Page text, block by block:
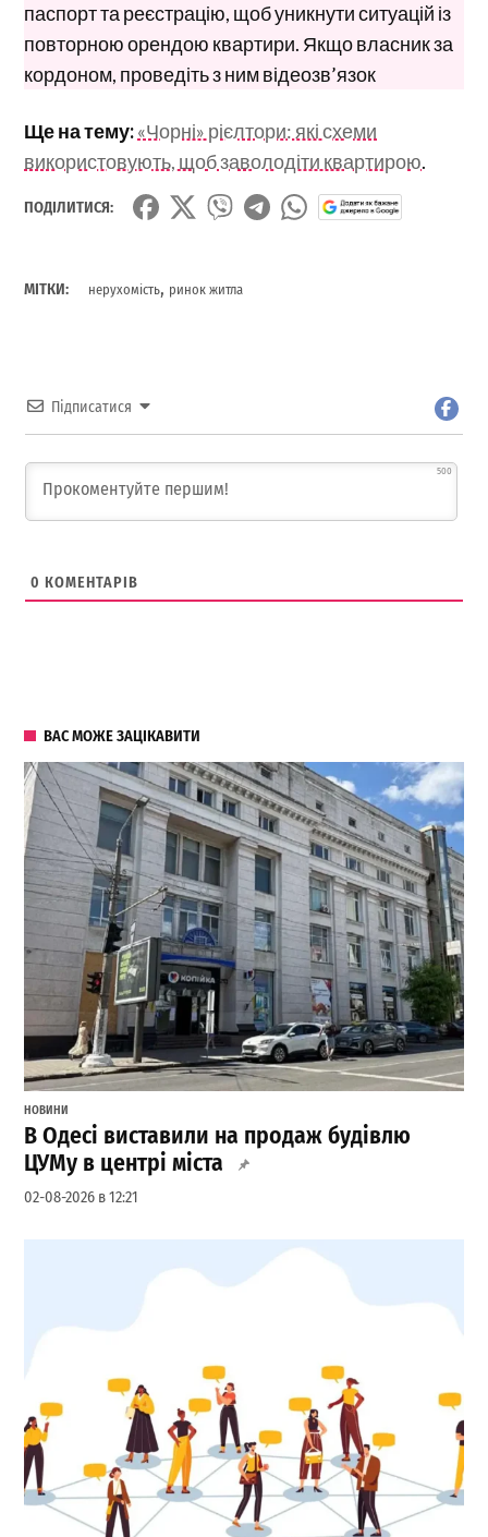
паспорт та реєстрацію, щоб уникнути ситуацій із
повторною орендою квартири. Якщо власник за
кордоном, проведіть з ним відеозв’язок
Ще на тему:«Чорні» рієлтори: які схеми
використовують, щоб заволодіти квартирою.
ПОДІЛИТИСЯ:
МІТКИ: нерухомість, ринок житла
Підписатися
500
0 КОМЕНТАРІВ
ВАС МОЖЕ ЗАЦІКАВИТИ
НОВИНИ
В Одесі виставили на продаж будівлю
ЦУМу в центрі міста
02-08-2026 в 12:21